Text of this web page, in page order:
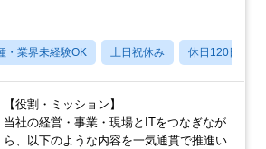
・業界未経験OK 土日祝休み 休日120日以上
【役割・ミッション】
当社の経営・事業・現場とITをつなぎなが
ら、以下のような内容を一気通貫で推進い